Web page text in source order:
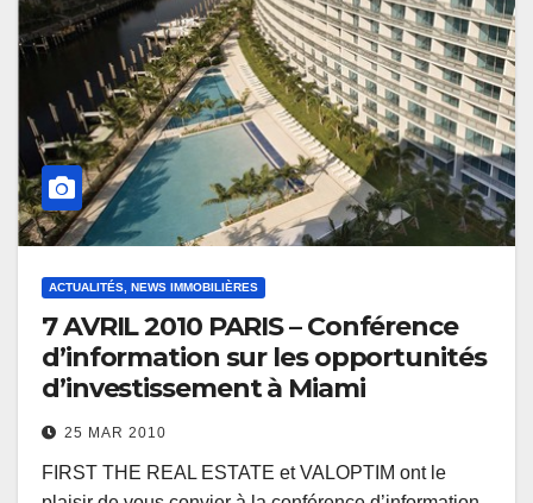
ACTUALITÉS, NEWS IMMOBILIÈRES
7 AVRIL 2010 PARIS – Conférence
d’information sur les opportunités
d’investissement à Miami
25 MAR 2010
FIRST THE REAL ESTATE et VALOPTIM ont le